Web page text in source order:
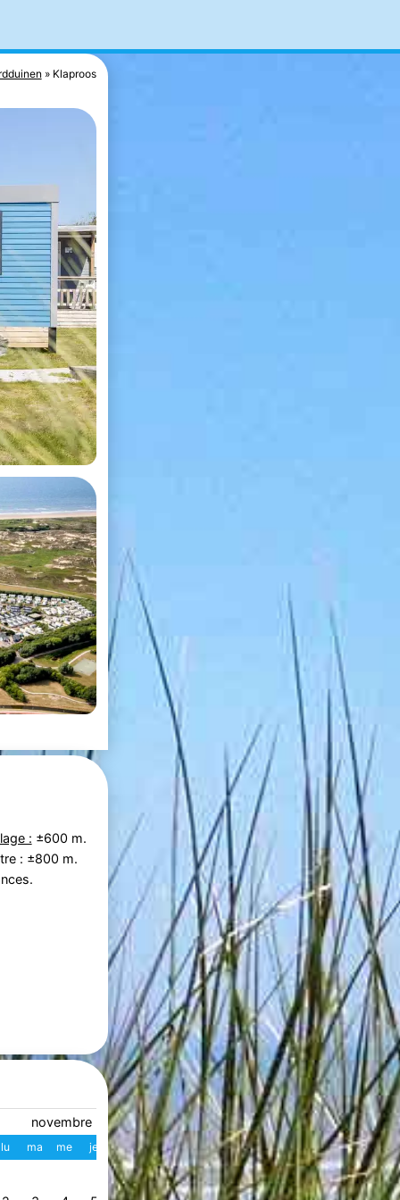
Klaproos
: ±600 m.
: ±800 m.
novembre 2026
lu ma me je ve sa di
1
décembre 2026
W lu ma me je ve
49 1 2 3 4 5